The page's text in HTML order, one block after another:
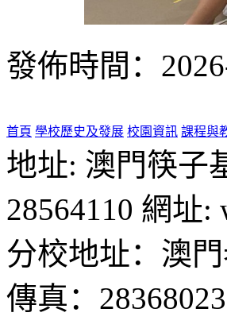
發佈時間：
首頁 學校歷史及發展 校園資訊 課程與
地址: 澳門筷子
28564110 網址:
分校地址：澳
傳真：28368023